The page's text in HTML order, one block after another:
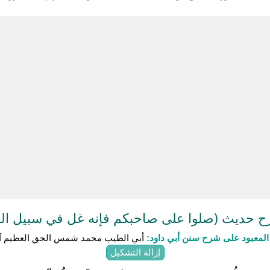
حديث (صلوا على صاحبكم فإنه غل في سبيل
على شرح سنن أبي داود: أبي الطيب محمد شمس الحق العظيم
إزالة التشكيل